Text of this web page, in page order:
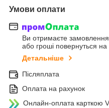
Умови оплати
Ви отримаєте замовлення
або гроші повернуться на
Детальніше
Післяплата
Оплата на рахунок
Онлайн-оплата карткою